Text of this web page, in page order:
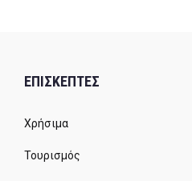
ΕΠΙΣΚΕΠΤΕΣ
Χρήσιμα
Τουρισμός